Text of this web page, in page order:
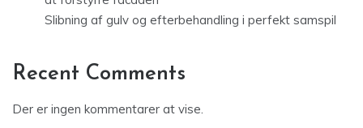
Slibning af gulv og efterbehandling i perfekt samspil
Recent Comments
Der er ingen kommentarer at vise.